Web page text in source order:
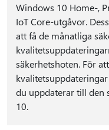
Windows 10 Home-,
IoT Core-utgåvor.
att få de månatliga
säkerhetshoten. För
du uppdaterar till den
10.